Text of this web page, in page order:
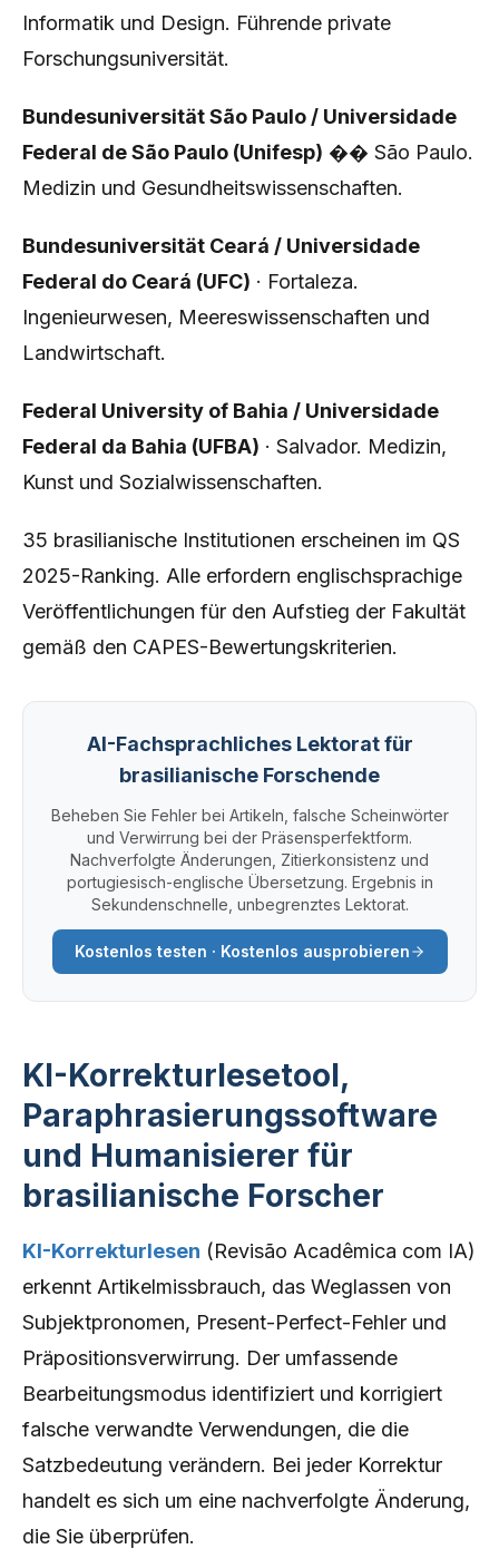
Informatik und Design. Führende private
Forschungsuniversität.
Bundesuniversität São Paulo / Universidade
Federal de São Paulo (Unifesp) �� São Paulo.
Medizin und Gesundheitswissenschaften.
Bundesuniversität Ceará / Universidade
Federal do Ceará (UFC) · Fortaleza.
Ingenieurwesen, Meereswissenschaften und
Landwirtschaft.
Federal University of Bahia / Universidade
Federal da Bahia (UFBA) · Salvador. Medizin,
Kunst und Sozialwissenschaften.
35 brasilianische Institutionen erscheinen im QS
2025-Ranking. Alle erfordern englischsprachige
Veröffentlichungen für den Aufstieg der Fakultät
gemäß den CAPES-Bewertungskriterien.
AI-Fachsprachliches Lektorat für
brasilianische Forschende
Beheben Sie Fehler bei Artikeln, falsche Scheinwörter
und Verwirrung bei der Präsensperfektform.
Nachverfolgte Änderungen, Zitierkonsistenz und
portugiesisch-englische Übersetzung. Ergebnis in
Sekundenschnelle, unbegrenztes Lektorat.
Kostenlos testen · Kostenlos ausprobieren
KI-Korrekturlesetool,
Paraphrasierungssoftware
und Humanisierer für
brasilianische Forscher
KI-Korrekturlesen (Revisão Acadêmica com IA)
erkennt Artikelmissbrauch, das Weglassen von
Subjektpronomen, Present-Perfect-Fehler und
Präpositionsverwirrung. Der umfassende
Bearbeitungsmodus identifiziert und korrigiert
falsche verwandte Verwendungen, die die
Satzbedeutung verändern. Bei jeder Korrektur
handelt es sich um eine nachverfolgte Änderung,
die Sie überprüfen.